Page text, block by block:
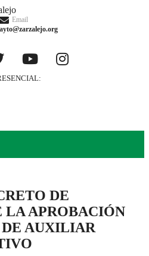
Email
ayto@zarzalejo.org
DE
APROBACIÓN
AUXILIAR